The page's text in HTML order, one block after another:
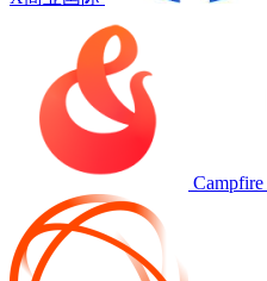
Campfire